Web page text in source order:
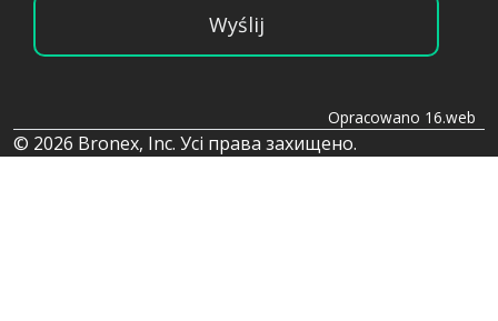
Wyślij
Opracowano 16.web
© 2026 Bronex, Inc. Усі права захищено.